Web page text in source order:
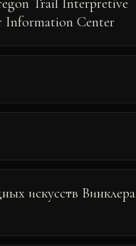
Trail Interpretive
Information Center
искусств Винклера